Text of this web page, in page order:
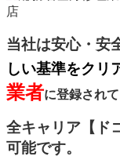
当社は安心・安
しい基準をクリ
業者に登録されて
全キャリア【ド
可能です。